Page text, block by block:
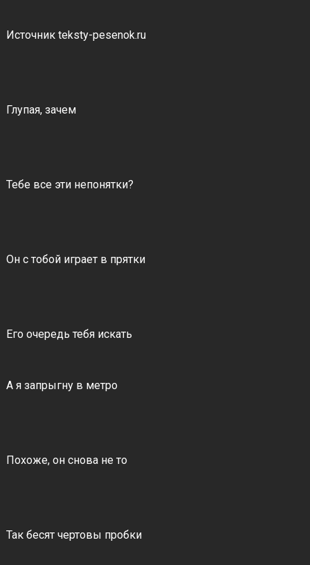
Источник teksty-pesenok.ru
Глупая, зачем
Тебе все эти непонятки?
Он с тобой играет в прятки
Его очередь тебя искать
А я запрыгну в метро
Похоже, он снова не то
Так бесят чертовы пробки